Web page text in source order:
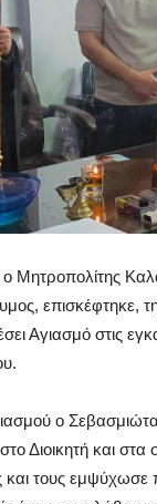
Μητροπολίτης
επισκέφτηκε,
Αγιασμό στις
ο
Διοικητή και στα
και τους εμψύχωσε